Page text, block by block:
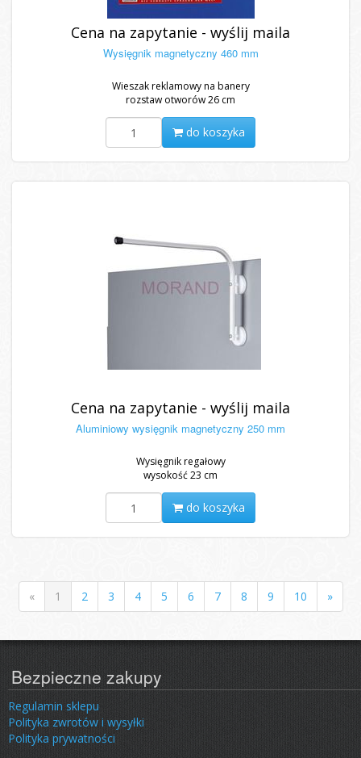
Cena na zapytanie - wyślij maila
Wysięgnik magnetyczny 460 mm
Wieszak reklamowy na banery
rozstaw otworów 26 cm
do koszyka
Cena na zapytanie - wyślij maila
Aluminiowy wysięgnik magnetyczny 250 mm
Wysięgnik regałowy
wysokość 23 cm
do koszyka
« 1 2 3 4 5 6 7 8 9 10 »
Bezpieczne zakupy
Regulamin sklepu
Polityka zwrotów i wysyłki
Polityka prywatności